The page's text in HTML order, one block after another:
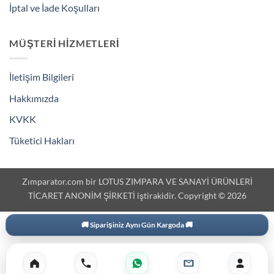
İptal ve İade Koşulları
MÜŞTERI HIZMETLERI
İletişim Bilgileri
Hakkımızda
KVKK
Tüketici Hakları
Zımparator.com bir LOTUS ZIMPARA VE SANAYİ ÜRÜNLERİ
TİCARET ANONİM ŞİRKETİ iştirakidir. Copyright © 2026
🚚 Siparişiniz Aynı Gün Kargoda 🚚